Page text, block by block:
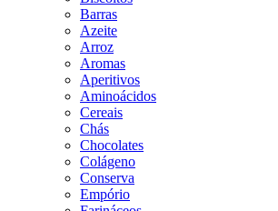
Barras
Azeite
Arroz
Aromas
Aperitivos
Aminoácidos
Cereais
Chás
Chocolates
Colágeno
Conserva
Empório